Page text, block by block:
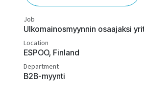
Job
Ulkomainosmyynnin osaajaksi
Location
ESPOO, Finland
Department
B2B-myynti